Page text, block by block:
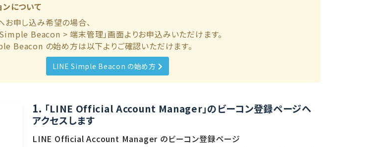
について
申し込み希望の場合、
Beacon > 端末管理」画面よりお申込みいただけます。
Beacon の始め方は以下よりご確認いただけます。
LINE Simple Beacon の始め方
1. 「LINE Official Account Manager」のビーコン登録ページへ
アクセスします
LINE Official Account Manager のビーコン登録ページ